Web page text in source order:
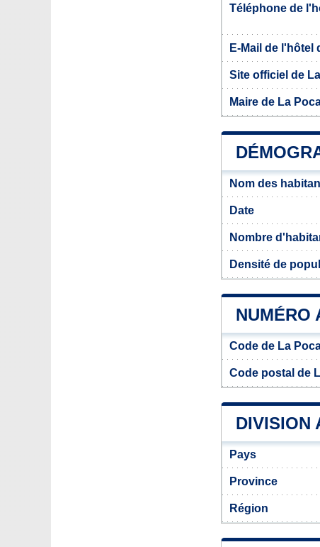
Téléphone de
E-Mail de l'hôtel
Site officiel de
Maire de La
Nom des
Date
Nombre
Densité de
NUMÉRO
Code de La
Code postal de
DIVISION
Pays
Province
Région